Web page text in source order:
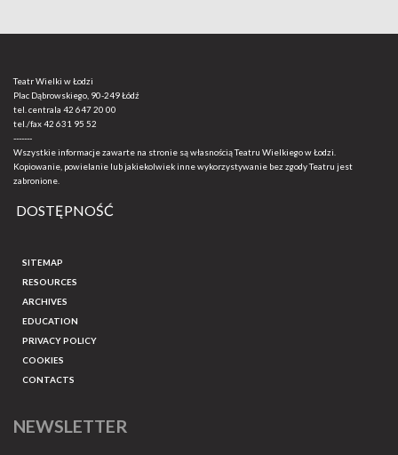
Teatr Wielki w Łodzi
Plac Dąbrowskiego, 90-249 Łódź
tel. centrala 42 647 20 00
tel./fax42 631 95 52
-------
Wszystkie informacje zawarte na stronie są własnością Teatru Wielkiego w Łodzi.
Kopiowanie, powielanie lub jakiekolwiek inne wykorzystywanie bez zgody Teatru jest
zabronione.
DOSTĘPNOŚĆ
SITEMAP
RESOURCES
ARCHIVES
EDUCATION
PRIVACY POLICY
COOKIES
CONTACTS
NEWSLETTER